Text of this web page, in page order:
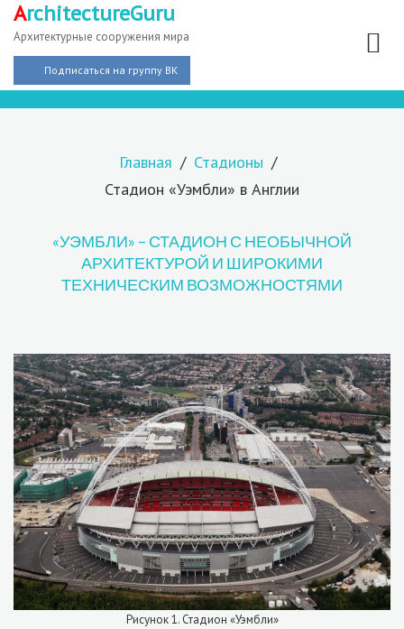
ArchitectureGuru
Архитектурные сооружения мира
Подписаться на группу ВК
Главная
Стадионы
Стадион «Уэмбли» в Англии
«УЭМБЛИ» – СТАДИОН С НЕОБЫЧНОЙ
АРХИТЕКТУРОЙ И ШИРОКИМИ
ТЕХНИЧЕСКИМ ВОЗМОЖНОСТЯМИ
Рисунок 1. Стадион «Уэмбли»